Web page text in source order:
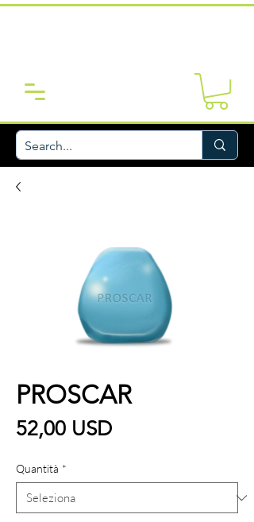
PROSCAR
52,00 USDPrezzo
Quantità *